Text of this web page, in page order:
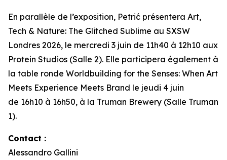
En parallèle de l’exposition, Petrić présentera Art,
Tech & Nature: The Glitched Sublime au SXSW
Londres 2026, le mercredi 3 juin de 11h40 à 12h10 aux
Protein Studios (Salle 2). Elle participera également à
la table ronde Worldbuilding for the Senses: When Art
Meets Experience Meets Brand le jeudi 4 juin
de 16h10 à 16h50, à la Truman Brewery (Salle Truman
1).
Contact :
Alessandro Gallini